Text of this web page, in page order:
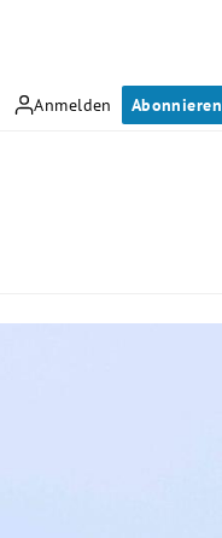
Anmelden Abonnieren